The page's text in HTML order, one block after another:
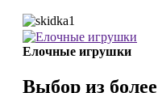
Елочные игрушки
Выбор из